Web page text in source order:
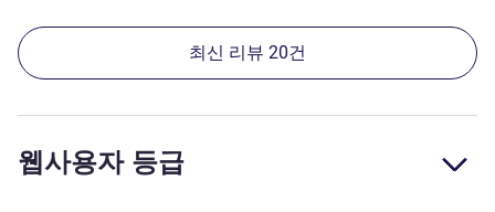
최신 리뷰 20건
웹사용자 등급